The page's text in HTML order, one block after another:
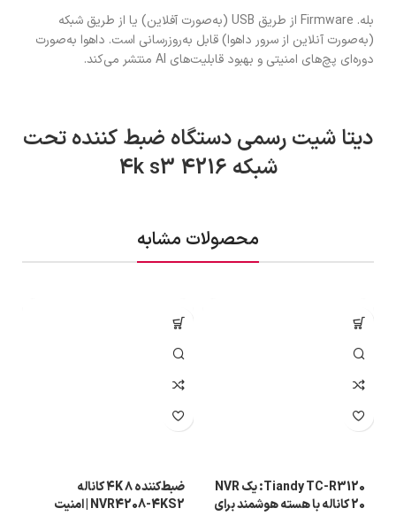
بله. Firmware از طریق USB (به‌صورت آفلاین) یا از طریق شبکه
(به‌صورت آنلاین از سرور داهوا) قابل به‌روزرسانی است. داهوا به‌صورت
دوره‌ای پچ‌های امنیتی و بهبود قابلیت‌های AI منتشر می‌کند.
دیتا شیت رسمی دستگاه ضبط کننده تحت
شبکه 4216 4k s3
محصولات مشابه
Tiandy TC-R3120: یک NVR
20 کاناله با هسته هوشمند برای
ضبط‌کننده ۴K ۸ کاناله
NVR4208-4KS2 | امنیت